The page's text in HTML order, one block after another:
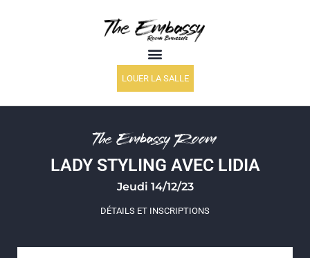
LOUER LA SALLE
The Embassy Room
LADY STYLING AVEC LIDIA
Jeudi 14/12/23
DÉTAILS ET INSCRIPTIONS